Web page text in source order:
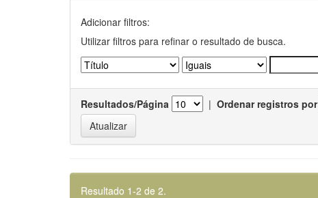
Adicionar filtros:
Utilizar filtros para refinar o resultado de busca.
Resultados/Página | Ordenar registros por
Resultado 1-2 de 2.